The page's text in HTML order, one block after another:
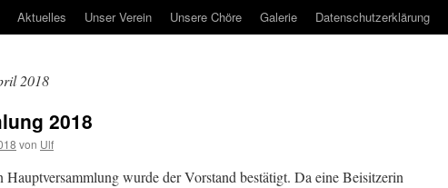
Aktuelles Unser Verein Unsere Chöre Galerie Datenschutzerklärung
2018
2018
von Ulf
Hauptversammlung wurde der Vorstand bestätigt. Da eine Beisitzerin